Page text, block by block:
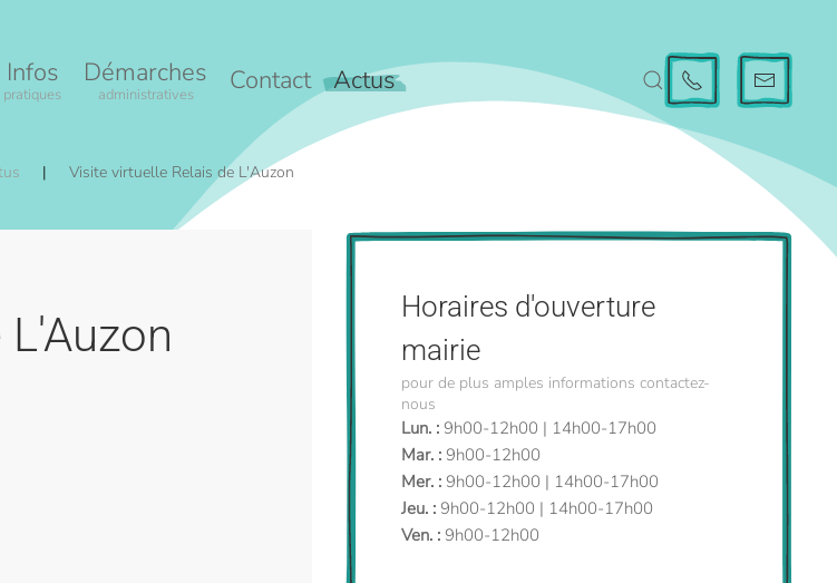
Infos
pratiques
Démarches
administratives Contact Actus
Visite virtuelle Relais de L'Auzon
Horaires d'ouverture
mairie
pour de plus amples informations contactez-
nous
Lun. :9h00-12h00 | 14h00-17h00
Mar. :9h00-12h00
Mer. :9h00-12h00 | 14h00-17h00
Jeu. :9h00-12h00 | 14h00-17h00
Ven. :9h00-12h00